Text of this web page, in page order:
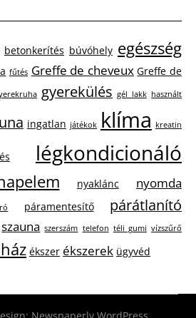
betonkerítés búvóhely egészség
fűtés Greffe de cheveux Greffe de
gyerekülés gél lakk használt
ingatlan játékok klíma kreatin
légkondicionáló
nyaklánc nyomda
páramentesítő párátlanító
szauna szerszám telefon téli gumi vízszűrő
ékszer ékszerek ügyvéd